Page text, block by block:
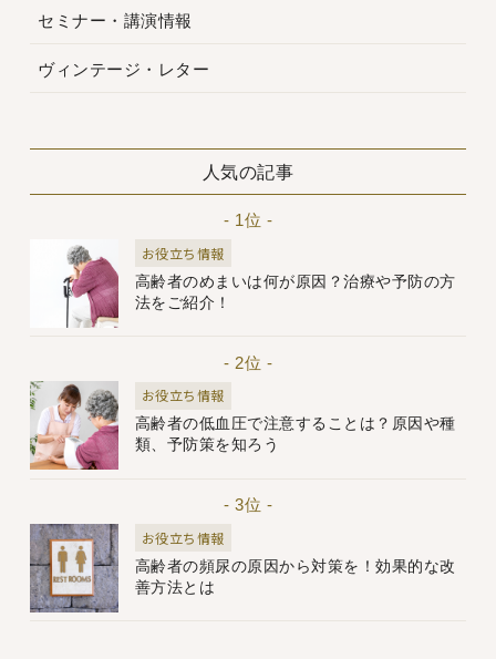
セミナー・講演情報
ヴィンテージ・レター
人気の記事
- 1位 -
お役立ち情報
高齢者のめまいは何が原因？治療や予防の方
法をご紹介！
- 2位 -
お役立ち情報
高齢者の低血圧で注意することは？原因や種
類、予防策を知ろう
- 3位 -
お役立ち情報
高齢者の頻尿の原因から対策を！効果的な改
善方法とは